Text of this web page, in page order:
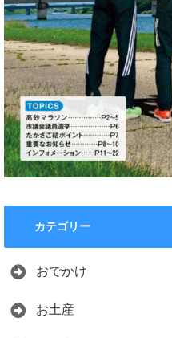
カテゴリー
おでかけ
お土産